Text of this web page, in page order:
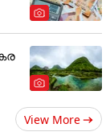
View More